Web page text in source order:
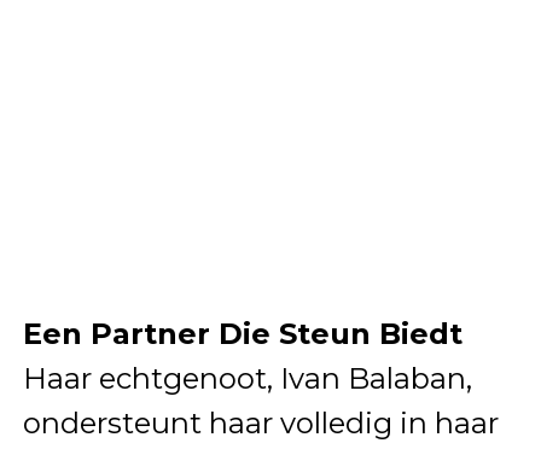
Een Partner Die Steun Biedt
Haar echtgenoot, Ivan Balaban,
ondersteunt haar volledig in haar